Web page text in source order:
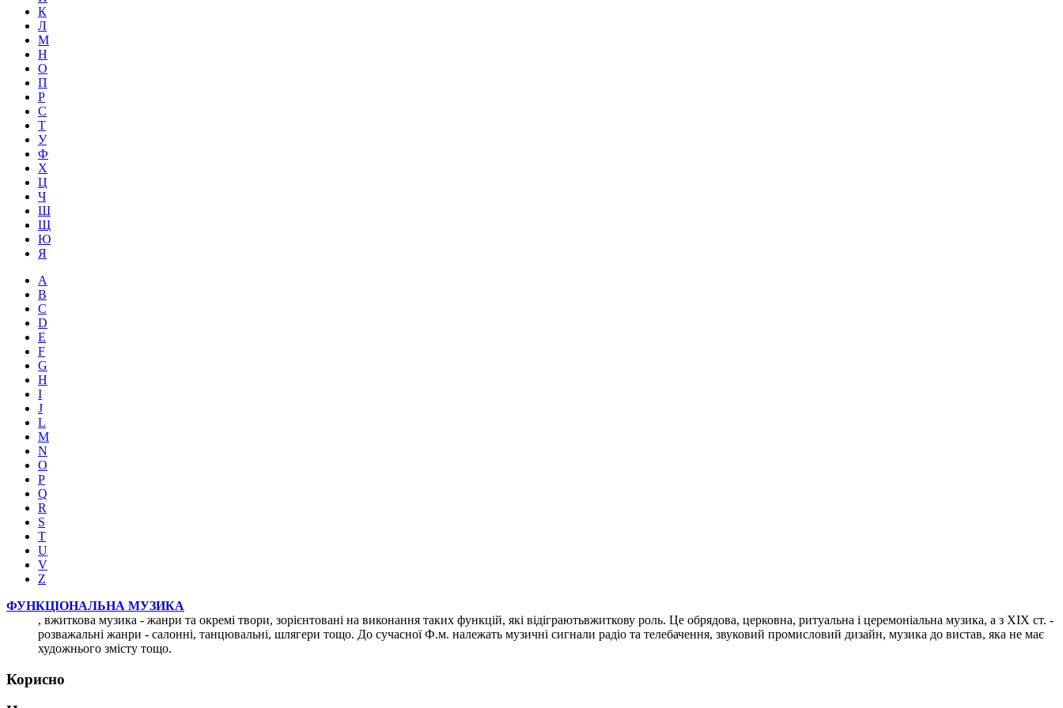
К
Л
М
Н
О
П
Р
С
Т
У
Ф
Х
Ц
Ч
Ш
Щ
Ю
Я
A
B
C
D
E
F
G
H
I
J
L
M
N
O
P
Q
R
S
T
U
V
Z
ФУНКЦІОНАЛЬНА МУЗИКА
, вжиткова музика - жанри та окремі твори, зорієнтовані на виконання таких функцій, які відіграютьвжиткову роль. Це обрядова, церковна, ритуальна і церемоніальна музика, а з ХІХ ст. -
розважальні жанри - салонні, танцювальні, шлягери тощо. До сучасної Ф.м. належать музичні сигнали радіо та телебачення, звуковий промисловий дизайн, музика до вистав, яка не має
художнього змісту тощо.
Корисно